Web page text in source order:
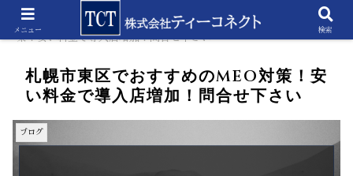
ホーム ブログ
札幌市東区でおすすめのMEO対
策！安い料金で導入店増加！問合せ下さい
札幌市東区でおすすめのMEO対策！安
い料金で導入店増加！問合せ下さい
ブログ
メニュー 検索